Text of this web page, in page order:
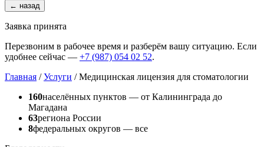
← назад
Заявка принята
Перезвоним в рабочее время и разберём вашу ситуацию. Если
удобнее сейчас — +7 (987) 054 02 52.
Главная / Услуги / Медицинская лицензия для стоматологии
160населённых пунктов — от Калининграда до
Магадана
63региона России
8федеральных округов — все